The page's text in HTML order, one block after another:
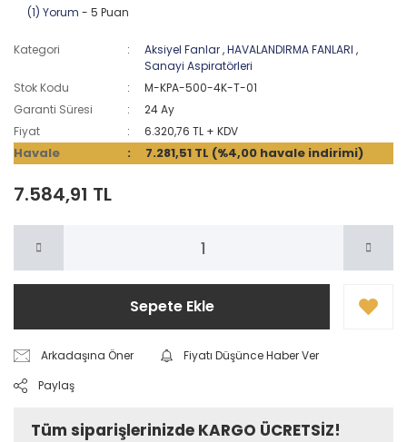
(1) Yorum - 5 Puan
Kategori Aksiyel Fanlar,HAVALANDIRMA FANLARI ,
Sanayi Aspiratörleri
Stok Kodu
M-KPA-500-4K-T-01
Garanti Süresi
24 Ay
Fiyat
6.320,76 TL + KDV
Havale 7.281,51 TL (%4,00 havale indirimi)
7.584,91 TL
Sepete Ekle
Arkadaşına Öner
Fiyatı Düşünce Haber Ver
Paylaş
Tüm siparişlerinizde KARGO ÜCRETSİZ!